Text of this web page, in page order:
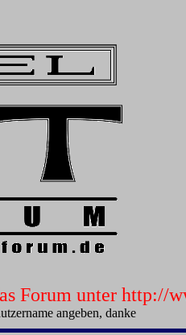
Forum unter http://
angeben, danke